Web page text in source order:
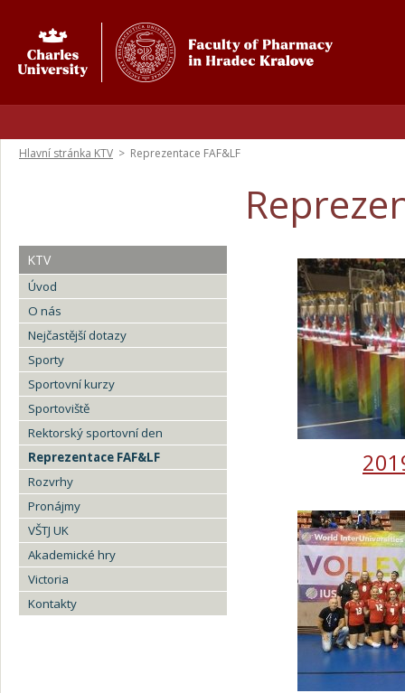
Hlavní stránka KTV > Reprezentace FAF&LF
KTV
Úvod
O nás
Nejčastější dotazy
Sporty
Sportovní kurzy
Sportoviště
Rektorský sportovní den
Reprezentace FAF&LF
Rozvrhy
Pronájmy
VŠTJ UK
Akademické hry
Victoria
Kontakty